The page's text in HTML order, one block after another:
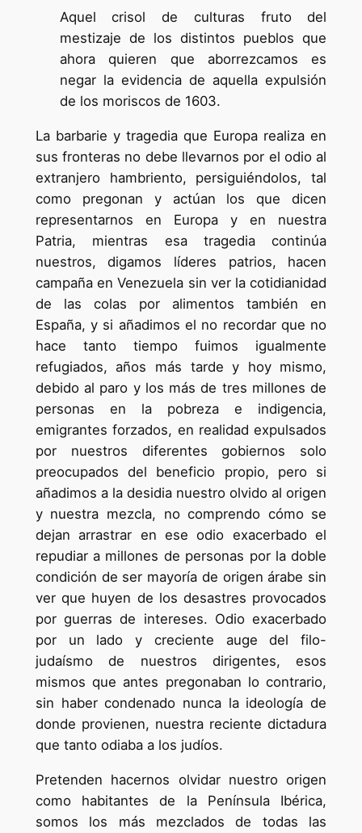
Aquel crisol de culturas fruto del
mestizaje de los distintos pueblos que
ahora quieren que aborrezcamos es
negar la evidencia de aquella expulsión
de los moriscos de 1603.
La barbarie y tragedia que Europa realiza en
sus fronteras no debe llevarnos por el odio al
extranjero hambriento, persiguiéndolos, tal
como pregonan y actúan los que dicen
representarnos en Europa y en nuestra
Patria, mientras esa tragedia continúa
nuestros, digamos líderes patrios, hacen
campaña en Venezuela sin ver la cotidianidad
de las colas por alimentos también en
España, y si añadimos el no recordar que no
hace tanto tiempo fuimos igualmente
refugiados, años más tarde y hoy mismo,
debido al paro y los más de tres millones de
personas en la pobreza e indigencia,
emigrantes forzados, en realidad expulsados
por nuestros diferentes gobiernos solo
preocupados del beneficio propio, pero si
añadimos a la desidia nuestro olvido al origen
y nuestra mezcla, no comprendo cómo se
dejan arrastrar en ese odio exacerbado el
repudiar a millones de personas por la doble
condición de ser mayoría de origen árabe sin
ver que huyen de los desastres provocados
por guerras de intereses. Odio exacerbado
por un lado y creciente auge del filo-
judaísmo de nuestros dirigentes, esos
mismos que antes pregonaban lo contrario,
sin haber condenado nunca la ideología de
donde provienen, nuestra reciente dictadura
que tanto odiaba a los judíos.
Pretenden hacernos olvidar nuestro origen
como habitantes de la Península Ibérica,
somos los más mezclados de todas las